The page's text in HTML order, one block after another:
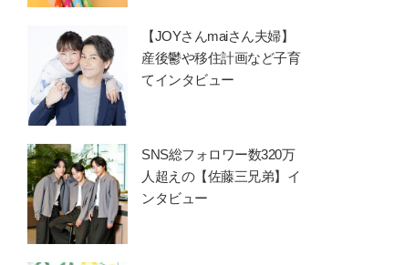
【JOYさんmaiさん夫婦】
産後鬱や移住計画など子育
てインタビュー
SNS総フォロワー数320万
人超えの【佐藤三兄弟】イ
ンタビュー